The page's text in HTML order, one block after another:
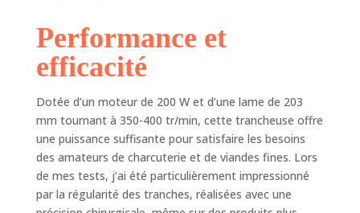
améliorant
considérablement
réglable : la
trancheuse à
charcuterie dispose
d'un bouton de
réglage de
l'épaisseur avec
une plage de 0 à 12
Performance et
efficacité
Dotée d’un moteur de 200 W et d’une lame de 203
mm tournant à 350-400 tr/min, cette trancheuse offre
une puissance suffisante pour satisfaire les besoins
des amateurs de charcuterie et de viandes fines. Lors
de mes tests, j’ai été particulièrement impressionné
par la régularité des tranches, réalisées avec une